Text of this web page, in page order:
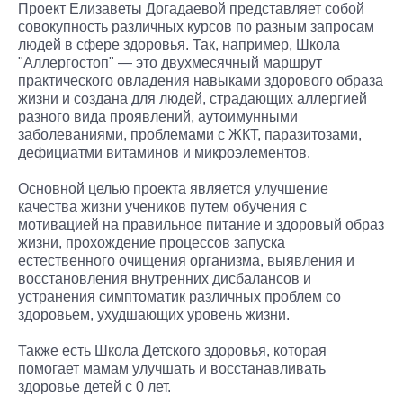
Проект Елизаветы Догадаевой представляет собой
совокупность различных курсов по разным запросам
людей в сфере здоровья. Так, например, Школа
"Аллергостоп" — это двухмесячный маршрут
практического овладения навыками здорового образа
жизни и создана для людей, страдающих аллергией
разного вида проявлений, аутоимунными
заболеваниями, проблемами с ЖКТ, паразитозами,
дефициатми витаминов и микроэлементов.
Основной целью проекта является улучшение
качества жизни учеников путем обучения с
мотивацией на правильное питание и здоровый образ
жизни, прохождение процессов запуска
естественного очищения организма, выявления и
восстановления внутренних дисбалансов и
устранения симптоматик различных проблем со
здоровьем, ухудшающих уровень жизни.
Также есть Школа Детского здоровья, которая
помогает мамам улучшать и восстанавливать
здоровье детей с 0 лет.